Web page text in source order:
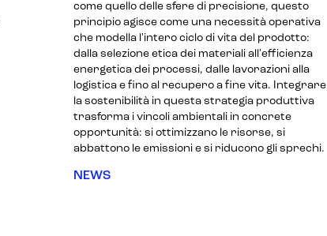
come quello delle sfere di precisione, questo
principio agisce come una necessità operativa
che modella l'intero ciclo di vita del prodotto:
dalla selezione etica dei materiali all'efficienza
energetica dei processi, dalle lavorazioni alla
logistica e fino al recupero a fine vita. Integrare
la sostenibilità in questa strategia produttiva
trasforma i vincoli ambientali in concrete
opportunità: si ottimizzano le risorse, si
abbattono le emissioni e si riducono gli sprechi.
NEWS